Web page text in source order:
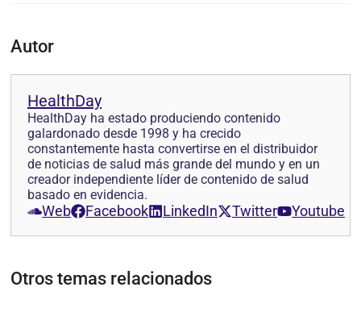
Autor
HealthDay
HealthDay ha estado produciendo contenido
galardonado desde 1998 y ha crecido
constantemente hasta convertirse en el distribuidor
de noticias de salud más grande del mundo y en un
creador independiente líder de contenido de salud
basado en evidencia.
Web Facebook LinkedIn Twitter Youtube
Otros temas relacionados